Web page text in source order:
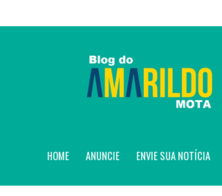
HOME ANUNCIE ENVIE SUA NOTÍCIA